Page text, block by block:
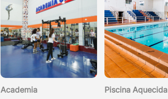
Academia Piscina Aquecida